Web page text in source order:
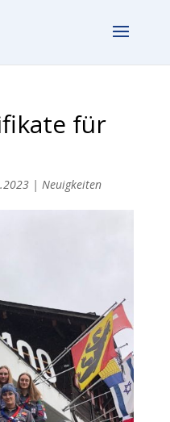
für
| Neuigkeiten